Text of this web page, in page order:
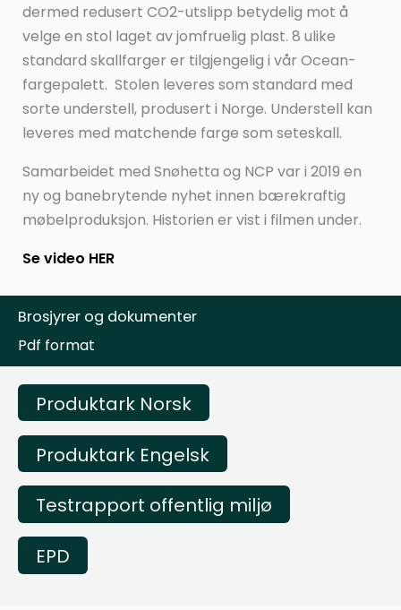
dermed redusert CO2-utslipp betydelig mot å
velge en stol laget av jomfruelig plast. 8 ulike
standard skallfarger er tilgjengelig i vår Ocean-
fargepalett. Stolen leveres som standard med
sorte understell, produsert i Norge. Understell kan
leveres med matchende farge som seteskall.
Samarbeidet med Snøhetta og NCP var i 2019 en
ny og banebrytende nyhet innen bærekraftig
møbelproduksjon. Historien er vist i filmen under.
Se video HER
Brosjyrer og dokumenter
Pdf format
Produktark Norsk
Produktark Engelsk
Testrapport offentlig miljø
EPD